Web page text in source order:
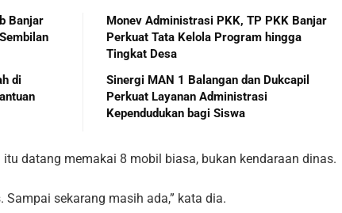
Banjar
di
Monev Administrasi PKK, TP PKK Banjar
Perkuat Tata Kelola Program hingga
Tingkat Desa
Sinergi MAN 1 Balangan dan Dukcapil
Perkuat Layanan Administrasi
Kependudukan bagi Siswa
datang memakai 8 mobil biasa, bukan kendaraan dinas.
Sampai sekarang masih ada,” kata dia.